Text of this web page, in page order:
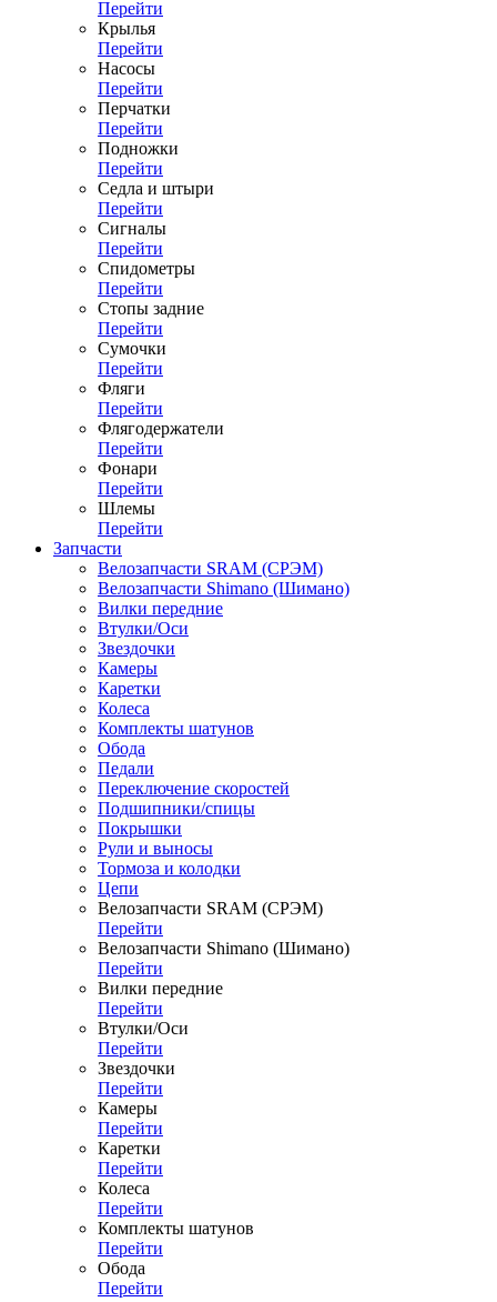
Перейти
Крылья
Перейти
Насосы
Перейти
Перчатки
Перейти
Подножки
Перейти
Седла и штыри
Перейти
Сигналы
Перейти
Спидометры
Перейти
Стопы задние
Перейти
Сумочки
Перейти
Фляги
Перейти
Флягодержатели
Перейти
Фонари
Перейти
Шлемы
Перейти
Запчасти
Велозапчасти SRAM (СРЭМ)
Велозапчасти Shimano (Шимано)
Вилки передние
Втулки/Оси
Звездочки
Камеры
Каретки
Колеса
Комплекты шатунов
Обода
Педали
Переключение скоростей
Подшипники/спицы
Покрышки
Рули и выносы
Тормоза и колодки
Цепи
Велозапчасти SRAM (СРЭМ)
Перейти
Велозапчасти Shimano (Шимано)
Перейти
Вилки передние
Перейти
Втулки/Оси
Перейти
Звездочки
Перейти
Камеры
Перейти
Каретки
Перейти
Колеса
Перейти
Комплекты шатунов
Перейти
Обода
Перейти